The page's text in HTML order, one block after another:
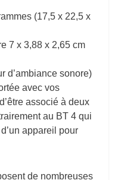
(17,5 x 22,5 x
7 x 3,88 x 2,65 cm
d’ambiance sonore)
avec vos
associé à deux
au BT 4 qui
appareil pour
de nombreuses